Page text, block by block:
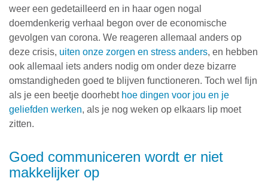
weer een gedetailleerd en in haar ogen nogal
doemdenkerig verhaal begon over de economische
gevolgen van corona. We reageren allemaal anders op
deze crisis, uiten onze zorgen en stress anders, en hebben
ook allemaal iets anders nodig om onder deze bizarre
omstandigheden goed te blijven functioneren. Toch wel fijn
als je een beetje doorhebt hoe dingen voor jou en je
geliefden werken, als je nog weken op elkaars lip moet
zitten.
Goed communiceren wordt er niet
makkelijker op